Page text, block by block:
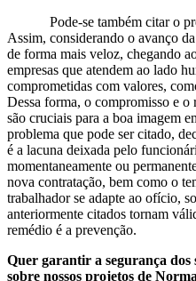
Pode-se também citar o
Assim, considerando o avanço
de forma mais veloz, chegando
empresas que atendem ao lado
comprometidas com valores,
Dessa forma, o compromisso e
são cruciais para a boa imagem
problema que pode ser citado,
é a lacuna deixada pelo
momentaneamente ou
nova contratação, bem como o
trabalhador se adapte ao ofício,
anteriormente citados tornam
remédio é a prevenção.
Quer garantir a segurança dos
sobre nossos projetos de